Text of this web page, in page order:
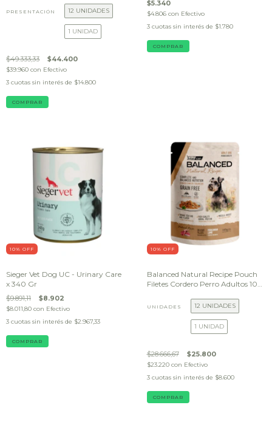
PRESENTACIÓN 12 UNIDADES
1 UNIDAD
$49.333,33 $44.400
$39.960 con Efectivo
3 cuotas sin interés de $14.800
COMPRAR
$5.340
$4.806 con Efectivo
3 cuotas sin interés de $1.780
10% OFF
Sieger Vet Dog UC - Urinary Care
x 340 Gr
$9.891,11 $8.902
$8.011,80 con Efectivo
3 cuotas sin interés de $2.967,33
10% OFF
Balanced Natural Recipe Pouch
Filetes Cordero Perro Adultos 100
UNIDADES 12 UNIDADES
1 UNIDAD
$28.666,67 $25.800
$23.220 con Efectivo
3 cuotas sin interés de $8.600
COMPRAR